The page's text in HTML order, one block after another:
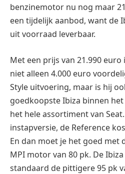
benzinemotor nu nog maar
een tijdelijk aanbod, want de
uit voorraad leverbaar.
Met een prijs van 21.990 euro
niet alleen 4.000 euro
Style uitvoering, maar is hij
goedkoopste Ibiza binnen
het hele assortiment van
instapversie, de Reference
En dan moet je het goed met
MPI motor van 80 pk. De
standaard de pittigere 95 pk